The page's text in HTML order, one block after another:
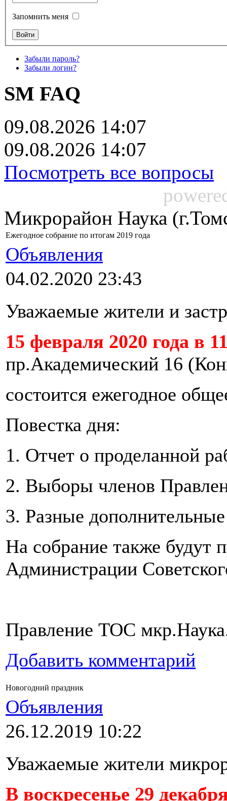
Запомнить меня
Забыли пароль?
Забыли логин?
SM FAQ
09.08.2026 14:07
09.08.2026 14:07
Посмотреть все вопросы
Микрорайон Наука
Ежегодное собрание по итогам 2019 года
Объявления
04.02.2020 23:43
Уважаемые жители и
15 февраля 2020 года в
пр.Академический 16
состоится ежегодное
Повестка дня:
1. Отчет о проделанной
2. Выборы членов
3. Разные
На собрание также будут
Администрации
Правление ТОС
Добавить комментарий
Новогодний праздник
Объявления
26.12.2019 10:22
Уважаемые жители
В воскресенье 29